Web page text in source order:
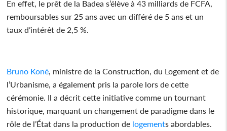
En effet, le prêt de la Badea s’élève à 43 milliards de FCFA,
remboursables sur 25 ans avec un différé de 5 ans et un
taux d’intérêt de 2,5 %.
Bruno Koné, ministre de la Construction, du Logement et de
l’Urbanisme, a également pris la parole lors de cette
cérémonie. Il a décrit cette initiative comme un tournant
historique, marquant un changement de paradigme dans le
rôle de l’État dans la production de logements abordables.